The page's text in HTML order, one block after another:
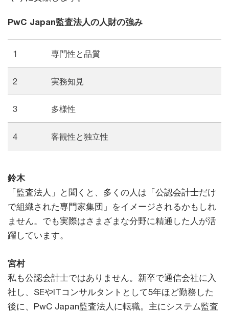
PwC Japan監査法人の人財の強み
1 専門性と品質
2 実務知見
3 多様性
4 客観性と独立性
鈴木
「監査法人」と聞くと、多くの人は「公認会計士だけ
で組織された専門家集団」をイメージされるかもしれ
ません。でも実際はさまざまな分野に精通した人が活
躍しています。
宮村
私も公認会計士ではありません。新卒で通信会社に入
社し、SEやITコンサルタントとして5年ほど勤務した
後に、PwC Japan監査法人に転職。主にシステム監査